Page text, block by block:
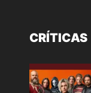
CRÍTICAS